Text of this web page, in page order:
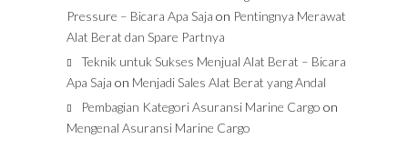
Pressure – Bicara Apa Saja on Pentingnya Merawat
Alat Berat dan Spare Partnya
Teknik untuk Sukses Menjual Alat Berat – Bicara
Apa Saja on Menjadi Sales Alat Berat yang Andal
Pembagian Kategori Asuransi Marine Cargo on
Mengenal Asuransi Marine Cargo